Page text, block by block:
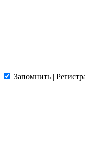
Запомнить |